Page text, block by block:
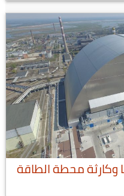
وكارثة محطة الطاقة